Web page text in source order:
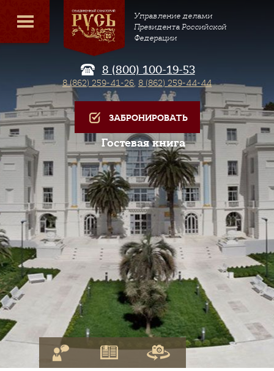
Управление делами
Президента Российской
Федерации
8 (800) 100-19-53
8 (862) 259-41-26, 8 (862) 259-44-44
ЗАБРОНИРОВАТЬ
Гостевая книга